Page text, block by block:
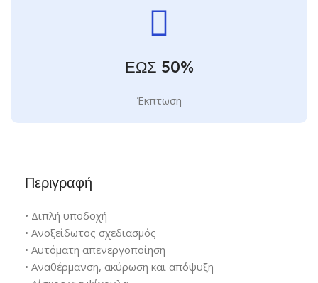
Περιγραφή
• Διπλή υποδοχή
• Ανοξείδωτος σχεδιασμός
• Αυτόματη απενεργοποίηση
• Αναθέρμανση, ακύρωση και απόψυξη
ΕΩΣ 50%
Έκπτωση